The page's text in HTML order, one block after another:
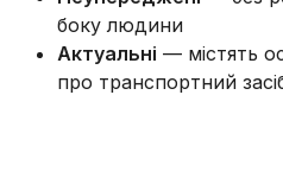
боку людини
Актуальні — містять
про транспортний